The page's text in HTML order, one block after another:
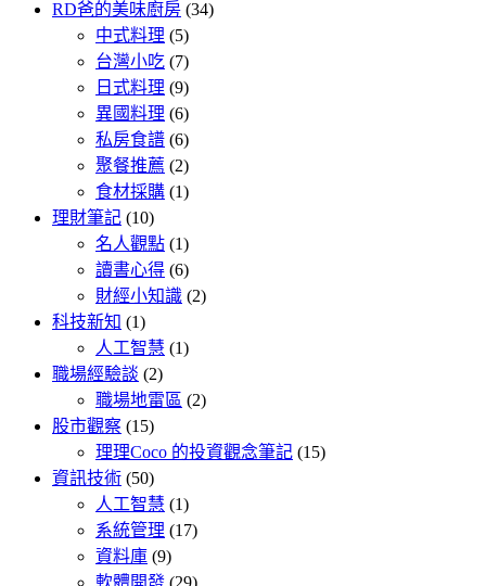
RD爸的美味廚房 (34)
中式料理 (5)
台灣小吃 (7)
日式料理 (9)
異國料理 (6)
私房食譜 (6)
聚餐推薦 (2)
食材採購 (1)
理財筆記 (10)
名人觀點 (1)
讀書心得 (6)
財經小知識 (2)
科技新知 (1)
人工智慧 (1)
職場經驗談 (2)
職場地雷區 (2)
股市觀察 (15)
理理Coco 的投資觀念筆記 (15)
資訊技術 (50)
人工智慧 (1)
系統管理 (17)
資料庫 (9)
軟體開發 (29)